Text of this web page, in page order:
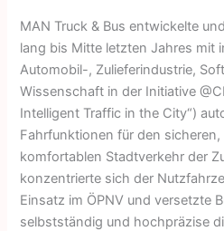
MAN Truck & Bus entwickelte
lang bis Mitte letzten Jahres mit
Automobil-, Zulieferindustrie,
Wissenschaft in der Initiative
Intelligent Traffic in the City“)
Fahrfunktionen für den
komfortablen Stadtverkehr der
konzentrierte sich der
Einsatz im ÖPNV und versetzte
selbstständig und hochpräzise